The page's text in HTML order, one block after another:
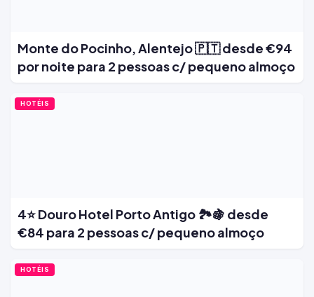
Monte do Pocinho, Alentejo 🇵🇹 desde €94
por noite para 2 pessoas c/ pequeno almoço
HOTÉIS
4⭐ Douro Hotel Porto Antigo 🏞️🍇 desde
€84 para 2 pessoas c/ pequeno almoço
HOTÉIS